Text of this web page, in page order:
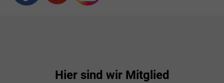
Hier sind wir Mitglied